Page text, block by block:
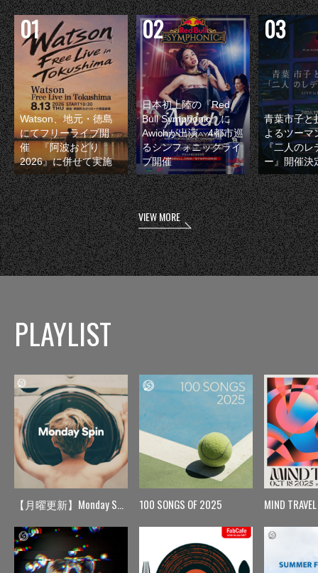
Watson、地元・徳島
にてフリーライブ開
催 『阿波おどり
2026』に併せて実施
日本初上陸の『Red
Bull Symphonic』に
Awichが出演 4都市巡
るシンフォニックライ
ブ開催
青葉市子と
よるツーマ
『二人のレ
ー』開催決
VIEW MORE
PLAYLIST
【月曜更新】Monday Spin 100 SONGS OF 2025 MIND TRAVEL